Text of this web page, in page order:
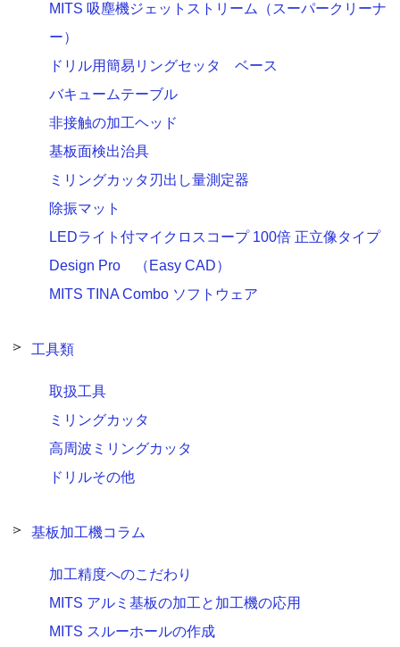
MITS 吸塵機ジェットストリーム（スーパークリーナ
ー）
ドリル用簡易リングセッタ ベース
バキュームテーブル
非接触の加工ヘッド
基板面検出治具
ミリングカッタ刃出し量測定器
除振マット
LEDライト付マイクロスコープ 100倍 正立像タイプ
Design Pro （Easy CAD）
MITS TINA Combo ソフトウェア
工具類
取扱工具
ミリングカッタ
高周波ミリングカッタ
ドリルその他
基板加工機コラム
加工精度へのこだわり
MITS アルミ基板の加工と加工機の応用
MITS スルーホールの作成